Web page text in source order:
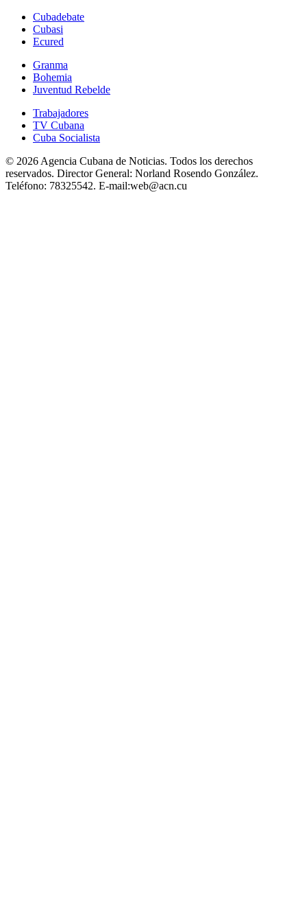
Cubadebate
Cubasi
Ecured
Granma
Bohemia
Juventud Rebelde
Trabajadores
TV Cubana
Cuba Socialista
© 2026 Agencia Cubana de Noticias. Todos los derechos
reservados. Director General: Norland Rosendo González.
Teléfono: 78325542. E-mail:web@acn.cu